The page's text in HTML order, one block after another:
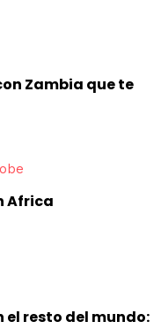
Zambia que te
Africa
el resto del mundo: